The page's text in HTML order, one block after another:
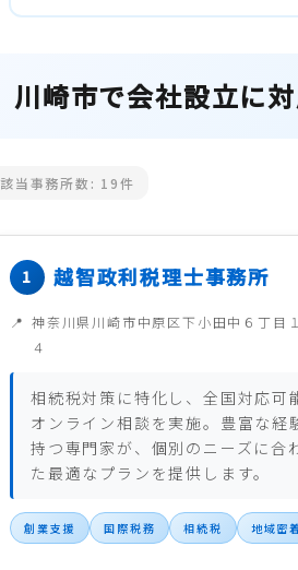
川崎市で会社設立に
該当事務所数: 19件
越智政利税理士事務所
神奈川県川崎市中原区下小田中６丁目
４
相続税対策に特化し、全国対応可
オンライン相談を実施。豊富な経
持つ専門家が、個別のニーズに合
た最適なプランを提供します。
創業支援 国際税務 相続税 地域密